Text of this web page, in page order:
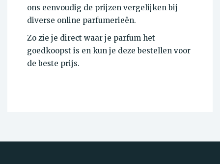
ons eenvoudig de prijzen vergelijken bij
diverse online parfumerieën.
Zo zie je direct waar je parfum het
goedkoopst is en kun je deze bestellen voor
de beste prijs.